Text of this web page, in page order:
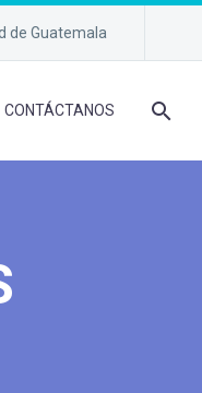
de Guatemala
CONTÁCTANOS